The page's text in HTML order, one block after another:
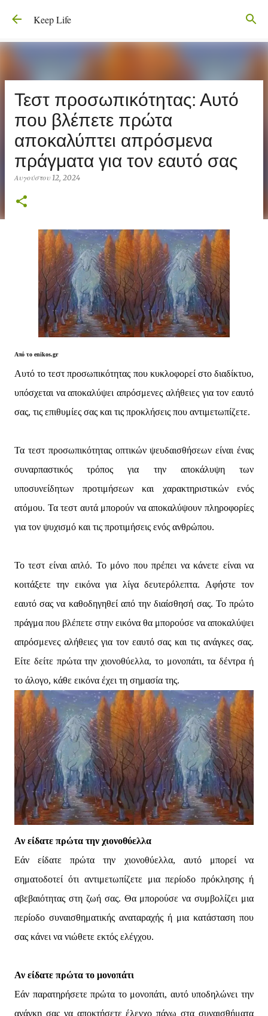
Μετάβαση στο κύριο περιεχόμενο
Keep Life
Τεστ προσωπικότητας: Αυτό
που βλέπετε πρώτα
αποκαλύπτει απρόσμενα
πράγματα για τον εαυτό σας
Αυγούστου 12, 2024
Από το enikos.gr
Αυτό το τεστ προσωπικότητας που κυκλοφορεί στο διαδίκτυο,
υπόσχεται να αποκαλύψει απρόσμενες αλήθειες για τον εαυτό
σας, τις επιθυμίες σας και τις προκλήσεις που αντιμετωπίζετε.
Τα τεστ προσωπικότητας οπτικών ψευδαισθήσεων είναι ένας
συναρπαστικός τρόπος για την αποκάλυψη των
υποσυνείδητων προτιμήσεων και χαρακτηριστικών ενός
ατόμου. Τα τεστ αυτά μπορούν να αποκαλύψουν πληροφορίες
για τον ψυχισμό και τις προτιμήσεις ενός ανθρώπου.
Το τεστ είναι απλό. Το μόνο που πρέπει να κάνετε είναι να
κοιτάξετε την εικόνα για λίγα δευτερόλεπτα. Αφήστε τον
εαυτό σας να καθοδηγηθεί από την διαίσθησή σας. Το πρώτο
πράγμα που βλέπετε στην εικόνα θα μπορούσε να αποκαλύψει
απρόσμενες αλήθειες για τον εαυτό σας και τις ανάγκες σας.
Είτε δείτε πρώτα την χιονοθύελλα, το μονοπάτι, τα δέντρα ή
το άλογο, κάθε εικόνα έχει τη σημασία της.
Αν είδατε πρώτα την χιονοθύελλα
Εάν είδατε πρώτα την χιονοθύελλα, αυτό μπορεί να
σηματοδοτεί ότι αντιμετωπίζετε μια περίοδο πρόκλησης ή
αβεβαιότητας στη ζωή σας. Θα μπορούσε να συμβολίζει μια
περίοδο συναισθηματικής αναταραχής ή μια κατάσταση που
σας κάνει να νιώθετε εκτός ελέγχου.
Αν είδατε πρώτα το μονοπάτι
Εάν παρατηρήσετε πρώτα το μονοπάτι, αυτό υποδηλώνει την
ανάγκη σας να αποκτήσετε έλεγχο πάνω στα συναισθήματα